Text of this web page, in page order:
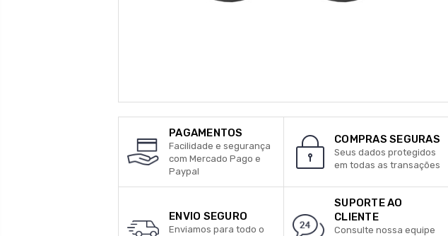
PAGAMENTOS
Facilidade e segurança
com Mercado Pago e
Paypal
COMPRAS SEGURAS
Seus dados protegidos
em todas as transações
ENVIO SEGURO
Enviamos para todo o
SUPORTE AO
CLIENTE
Consulte nossa equipe